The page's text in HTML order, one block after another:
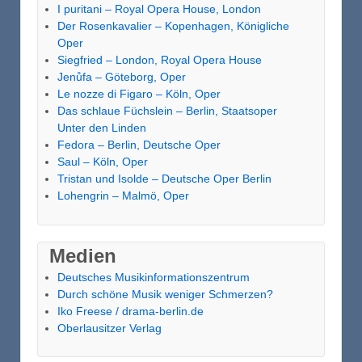
I puritani – Royal Opera House, London
Der Rosenkavalier – Kopenhagen, Königliche
Oper
Siegfried – London, Royal Opera House
Jenůfa – Göteborg, Oper
Le nozze di Figaro – Köln, Oper
Das schlaue Füchslein – Berlin, Staatsoper
Unter den Linden
Fedora – Berlin, Deutsche Oper
Saul – Köln, Oper
Tristan und Isolde – Deutsche Oper Berlin
Lohengrin – Malmö, Oper
Medien
Deutsches Musikinformationszentrum
Durch schöne Musik weniger Schmerzen?
Iko Freese / drama-berlin.de
Oberlausitzer Verlag